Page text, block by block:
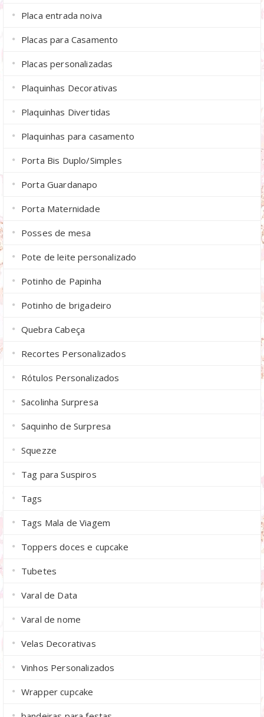
Placa entrada noiva
Placas para Casamento
Placas personalizadas
Plaquinhas Decorativas
Plaquinhas Divertidas
Plaquinhas para casamento
Porta Bis Duplo/Simples
Porta Guardanapo
Porta Maternidade
Posses de mesa
Pote de leite personalizado
Potinho de Papinha
Potinho de brigadeiro
Quebra Cabeça
Recortes Personalizados
Rótulos Personalizados
Sacolinha Surpresa
Saquinho de Surpresa
Squezze
Tag para Suspiros
Tags
Tags Mala de Viagem
Toppers doces e cupcake
Tubetes
Varal de Data
Varal de nome
Velas Decorativas
Vinhos Personalizados
Wrapper cupcake